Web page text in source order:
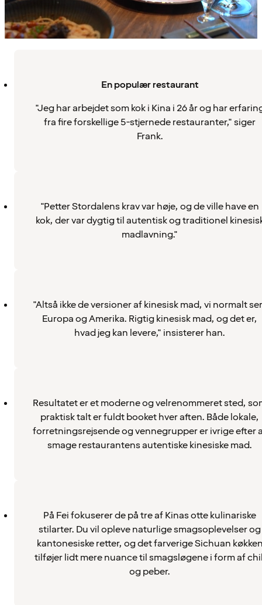
En populær restaurant
"Jeg har arbejdet som kok i Kina i 26 år og har
fra fire forskellige 5-stjernede restauranter," siger
Frank.
"Petter Stordalens krav var høje, og de ville have en
kok, der var dygtig til autentisk og traditionel
madlavning."
"Altså ikke de versioner af kinesisk mad, vi normalt
Europa og Amerika. Rigtig kinesisk mad, og det er,
hvad jeg kan levere," insisterer han.
Resultatet er et moderne og velrenommeret sted,
praktisk talt er fuldt booket hver aften. Både lokale,
forretningsrejsende og vennegrupper er ivrige efter
smage restaurantens autentiske kinesiske mad.
På Fei fokuserer de på tre af Kinas otte kulinariske
stilarter. Du vil opleve naturlige smagsoplevelser og
kantonesiske retter, og det farverige Sichuan
tilføjer lidt mere nuance til smagsløgene i form af
og peber.